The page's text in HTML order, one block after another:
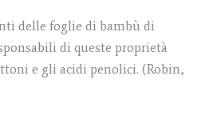
delle foglie di bambù di
di queste proprietà
e gli acidi penolici. (Robin,